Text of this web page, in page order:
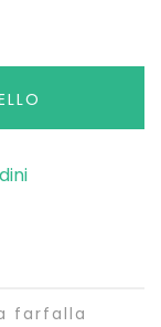
farfalla